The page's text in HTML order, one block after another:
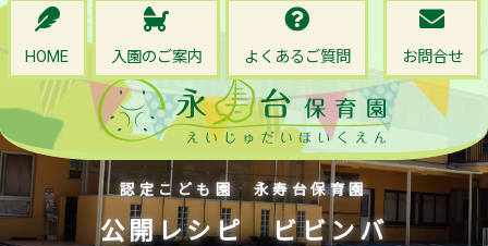
HOME 入園のご案内 よくあるご質問 お問合せ
認定こども園 永寿台保育園
公開レシピ ビビンバ